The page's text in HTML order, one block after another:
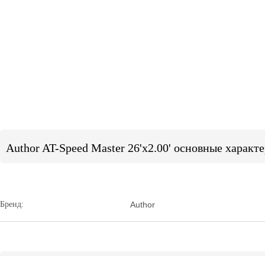
Author AT-Speed Master 26'x2.00' основные
Бренд: Author